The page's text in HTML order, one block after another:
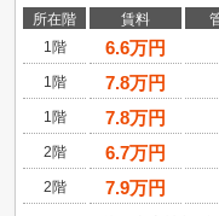
所在階 賃料
1階
6.6万円
1階
7.8万円
1階
7.8万円
2階
6.7万円
2階
7.9万円